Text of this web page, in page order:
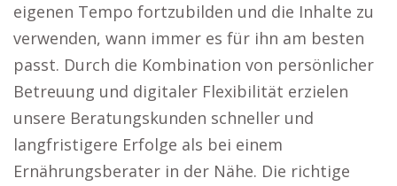
eigenen Tempo fortzubilden und die Inhalte zu
verwenden, wann immer es für ihn am besten
passt. Durch die Kombination von persönlicher
Betreuung und digitaler Flexibilität erzielen
unsere Beratungskunden schneller und
langfristigere Erfolge als bei einem
Ernährungsberater in der Nähe. Die richtige